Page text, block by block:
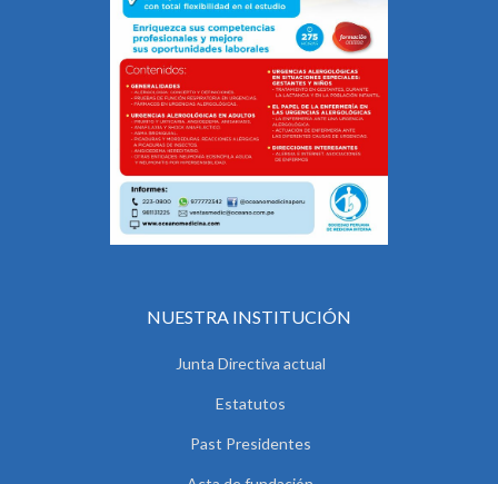
NUESTRA INSTITUCIÓN
Junta Directiva actual
Estatutos
Past Presidentes